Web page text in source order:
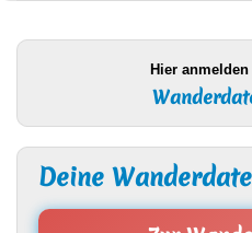
Hier
Deine